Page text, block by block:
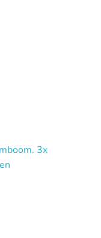
3x